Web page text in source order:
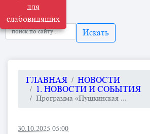
для
слабовидящих
Искать
ГЛАВНАЯ
НОВОСТИ
1. НОВОСТИ И СОБЫТИЯ
Программа «Пушкинская ...
30.10.2025 05:00